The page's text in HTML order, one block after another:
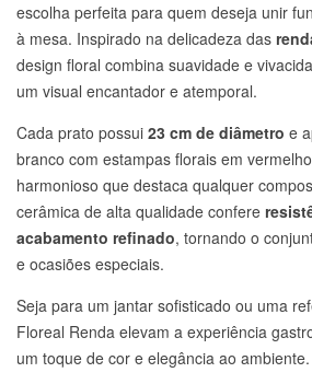
escolha perfeita para quem deseja unir
à mesa. Inspirado na delicadeza das
design floral combina suavidade e
um visual encantador e atemporal.
Cada prato possui 23 cm de diâmetro e
branco com estampas florais em
harmonioso que destaca qualquer
cerâmica de alta qualidade confere
acabamento refinado, tornando o
e ocasiões especiais.
Seja para um jantar sofisticado ou uma
Floreal Renda elevam a experiência
um toque de cor e elegância ao ambiente.